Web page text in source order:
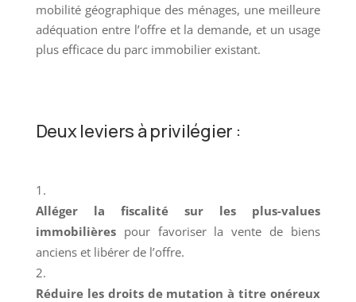
mobilité géographique des ménages, une meilleure
adéquation entre l’offre et la demande, et un usage
plus efficace du parc immobilier existant.
Deux leviers à privilégier :
Alléger la fiscalité sur les plus-values
immobilièrespour favoriser la vente de biens
anciens et libérer de l’offre.
Réduire les droits de mutation à titre onéreux